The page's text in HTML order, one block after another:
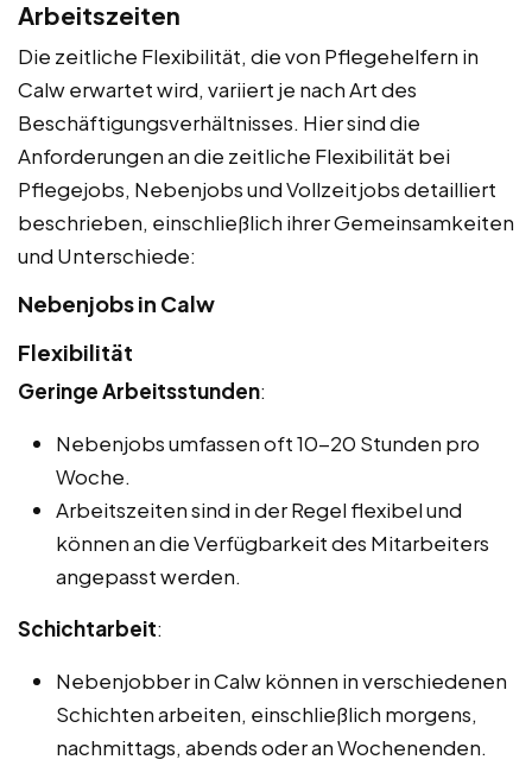
Arbeitszeiten
Die zeitliche Flexibilität, die von Pflegehelfern in
Calw erwartet wird, variiert je nach Art des
Beschäftigungsverhältnisses. Hier sind die
Anforderungen an die zeitliche Flexibilität bei
Pflegejobs, Nebenjobs und Vollzeitjobs detailliert
beschrieben, einschließlich ihrer Gemeinsamkeiten
und Unterschiede:
Nebenjobs in Calw
Flexibilität
Geringe Arbeitsstunden:
Nebenjobs umfassen oft 10-20 Stunden pro
Woche.
Arbeitszeiten sind in der Regel flexibel und
können an die Verfügbarkeit des Mitarbeiters
angepasst werden.
Schichtarbeit:
Nebenjobber in Calw können in verschiedenen
Schichten arbeiten, einschließlich morgens,
nachmittags, abends oder an Wochenenden.